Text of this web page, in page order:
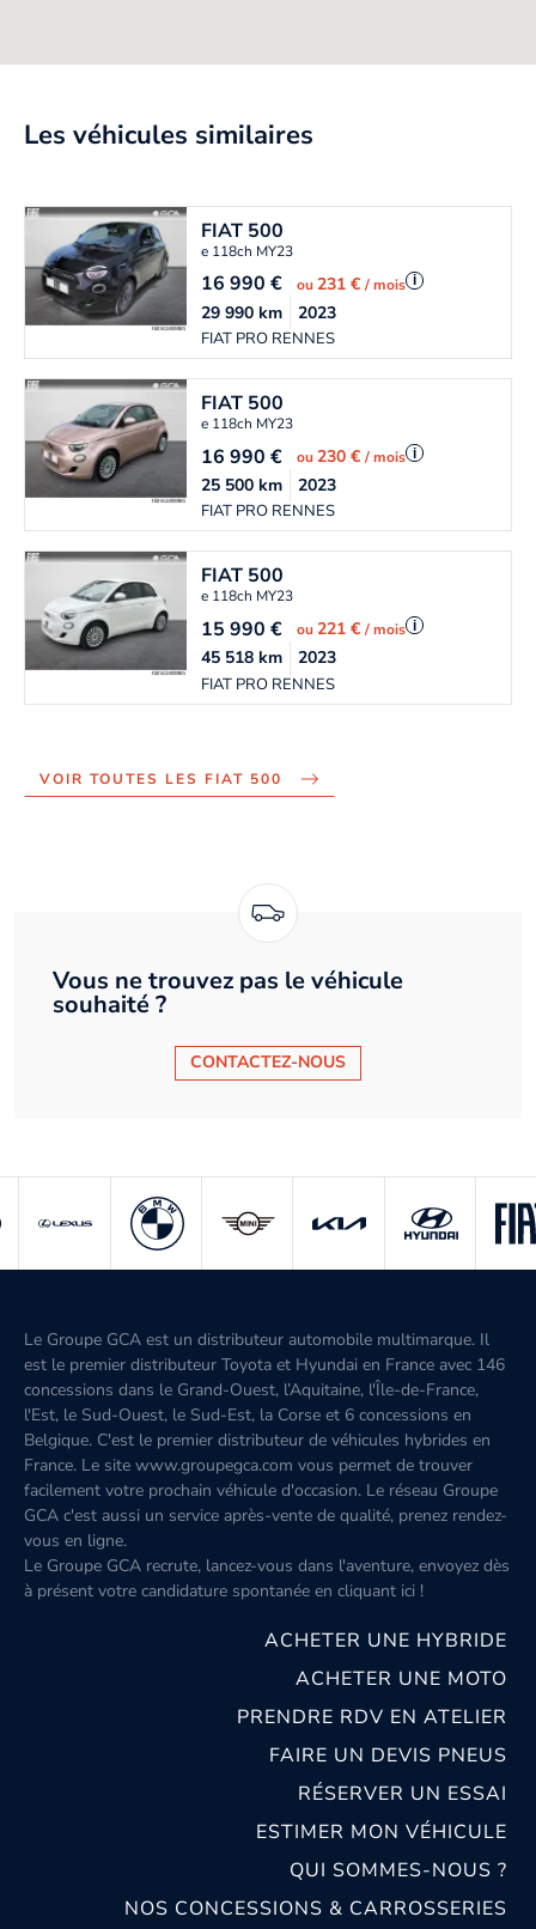
Les véhicules similaires
FIAT 500
e 118ch MY23
16 990€ ou231 €/ mois i
FIAT PRO RENNES
29 990km 2023
FIAT 500
e 118ch MY23
16 990€ ou230 €/ mois i
FIAT PRO RENNES
25 500km 2023
FIAT 500
e 118ch MY23
15 990€ ou221 €/ mois i
FIAT PRO RENNES
45 518km 2023
VOIR TOUTES LES FIAT 500
Vous ne trouvez pas le véhicule
souhaité ?
CONTACTEZ-NOUS
Le Groupe GCA est un distributeur automobile multimarque. Il
est le premier distributeur Toyota et Hyundai en France avec 146
concessions dans le Grand-Ouest, l’Aquitaine, l'Île-de-France,
l'Est, le Sud-Ouest, le Sud-Est, la Corse et 6 concessions en
Belgique. C'est le premier distributeur de véhicules hybrides en
France. Le site www.groupegca.com vous permet de trouver
facilement votre prochain véhicule d'occasion. Le réseau Groupe
GCA c'est aussi un service après-vente de qualité, prenez rendez-
vous en ligne.
Le Groupe GCA recrute, lancez-vous dans l'aventure, envoyez dès
à présent votre candidature spontanée en cliquant ici !
ACHETER UNE HYBRIDE
ACHETER UNE MOTO
PRENDRE RDV EN ATELIER
FAIRE UN DEVIS PNEUS
RÉSERVER UN ESSAI
ESTIMER MON VÉHICULE
QUI SOMMES-NOUS ?
NOS CONCESSIONS & CARROSSERIES